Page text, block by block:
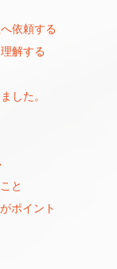
依頼する
解する
した。
と
ポイント